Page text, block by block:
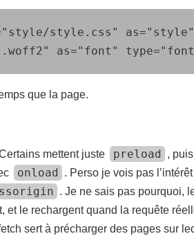
style.css"
as="font"
que la page.
mettent juste preload ,
onload
. Perso je vois pas
. Je ne sais pas pourquoi,
et le rechargent quand la requête
sert à précharger des pages sur